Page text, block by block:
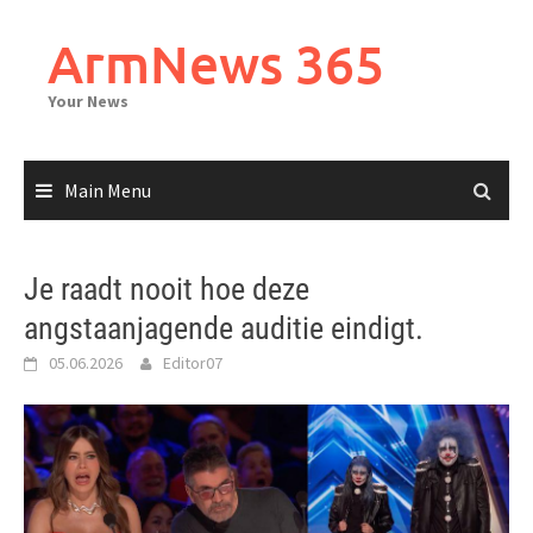
contentArmNews 365
Your News
Main Menu
Je raadt nooit hoe deze
angstaanjagende auditie eindigt.
05.06.2026 Editor07